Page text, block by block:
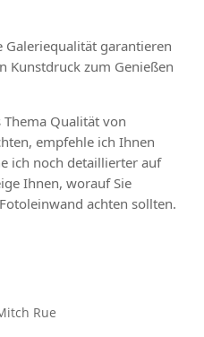
Galeriequalität garantieren
Kunstdruck zum Genießen
Thema Qualität von
empfehle ich Ihnen
ich noch detaillierter auf
Ihnen, worauf Sie
achten sollten.